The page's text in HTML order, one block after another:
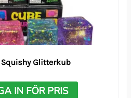
Squishy Glitterkub
IN FÖR PRIS